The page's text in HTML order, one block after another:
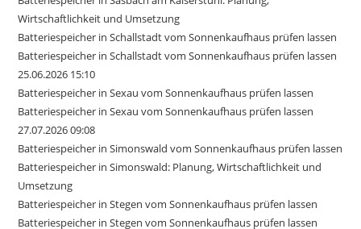
Wirtschaftlichkeit und Umsetzung
Batteriespeicher in Schallstadt vom Sonnenkaufhaus prüfen lassen
Batteriespeicher in Schallstadt vom Sonnenkaufhaus prüfen lassen
25.06.2026 15:10
Batteriespeicher in Sexau vom Sonnenkaufhaus prüfen lassen
Batteriespeicher in Sexau vom Sonnenkaufhaus prüfen lassen
27.07.2026 09:08
Batteriespeicher in Simonswald vom Sonnenkaufhaus prüfen lassen
Batteriespeicher in Simonswald: Planung, Wirtschaftlichkeit und
Umsetzung
Batteriespeicher in Stegen vom Sonnenkaufhaus prüfen lassen
Batteriespeicher in Stegen vom Sonnenkaufhaus prüfen lassen